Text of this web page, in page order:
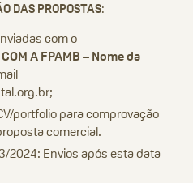
DAS PROPOSTAS:
com o
A FPAMB – Nome da
portfolio para comprovação
comercial.
2024: Envios após esta data